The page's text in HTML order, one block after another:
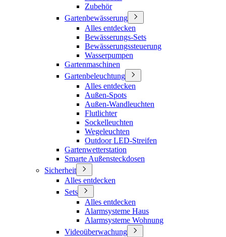
Zubehör
Gartenbewässerung
Alles entdecken
Bewässerungs-Sets
Bewässerungssteuerung
Wasserpumpen
Gartenmaschinen
Gartenbeleuchtung
Alles entdecken
Außen-Spots
Außen-Wandleuchten
Flutlichter
Sockelleuchten
Wegeleuchten
Outdoor LED-Streifen
Gartenwetterstation
Smarte Außensteckdosen
Sicherheit
Alles entdecken
Sets
Alles entdecken
Alarmsysteme Haus
Alarmsysteme Wohnung
Videoüberwachung